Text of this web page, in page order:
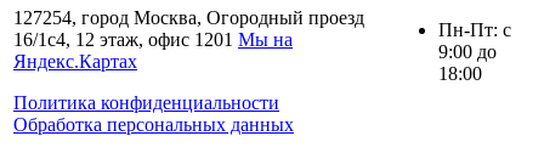
127254, город Москва, Огородный проезд
16/1с4, 12 этаж, офис 1201 Мы на
Яндекс.Картах
Политика конфиденциальности
Обработка персональных данных
Пн-Пт: с
9:00 до
18:00